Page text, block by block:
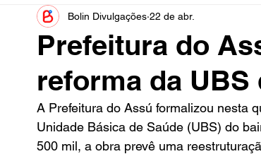
Informe Publicitário Judiciário
Acidente Tecnologia Educação
Nota de Esclarecimento Fofocas
Prefeitura do
reforma da
Bolin Divulgações 22 de abr.
A Prefeitura do Assú formalizou nesta
Unidade Básica de Saúde (UBS) do
500 mil, a obra prevê uma